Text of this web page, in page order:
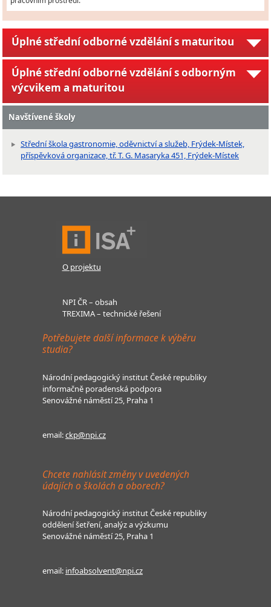
Úplné střední odborné vzdělání s maturitou
Úplné střední odborné vzdělání s odborným
výcvikem a maturitou
Navštívené školy
Střední škola gastronomie, oděvnictví a služeb, Frýdek-Místek,
příspěvková organizace, tř. T. G. Masaryka 451, Frýdek-Místek
O projektu
NPI ČR – obsah
TREXIMA – technické řešení
Potřebujete další informace k výběru
studia?
Národní pedagogický institut České republiky
informačně poradenská podpora
Senovážné náměstí 25, Praha 1
email:ckp@npi.cz
Chcete nahlásit změny v uvedených
údajích o školách a oborech?
Národní pedagogický institut České republiky
oddělení šetření, analýz a výzkumu
Senovážné náměstí 25, Praha 1
email: infoabsolvent@npi.cz